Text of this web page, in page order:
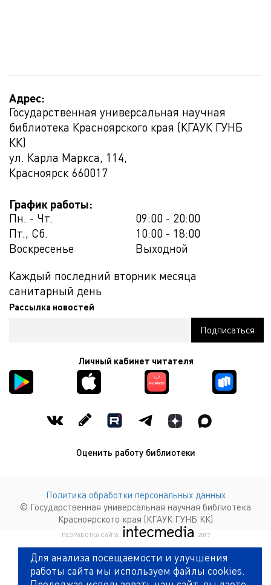
Адрес:
Государственная универсальная научная
библиотека Красноярского края (КГАУК ГУНБ
КК)
ул. Карла Маркса, 114,
Красноярск 660017
График работы:
Пн. - Чт.
09:00 - 20:00
Пт., Сб.
10:00 - 18:00
Воскресенье
Выходной
Каждый последний вторник месяца
санитарный день
Рассылка новостей
Личный кабинет читателя
Оценить работу библиотеки
Политика обработки персональных данных
© Государственная универсальная научная библиотека
Красноярского края (КГАУК ГУНБ КК)
РАЗРАБОТКА САЙТА КОМПАНИЯ ИНТЕКМЕДИА
2017
Для анализа посещаемости и улучшения
работы сайта мы используем файлы cookies.